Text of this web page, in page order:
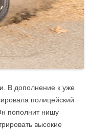
В дополнение к уже
полицейский
пополнит нишу
высокие